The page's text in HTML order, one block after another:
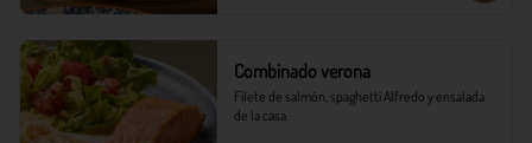
Combinado verona
Filete de salmón, spaghetti Alfredo y ensalada
de la casa.